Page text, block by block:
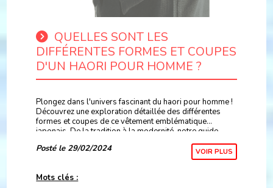
QUELLES SONT LES
DIFFÉRENTES FORMES ET COUPES
D'UN HAORI POUR HOMME ?
Plongez dans l'univers fascinant du haori pour homme !
Découvrez une exploration détaillée des différentes
formes et coupes de ce vêtement emblématique
japonais. De la tradition à la modernité, notre guide
complet vous dévoile tout ce que vous devez savoi
Posté le 29/02/2024 VOIR PLUS
Mots clés :